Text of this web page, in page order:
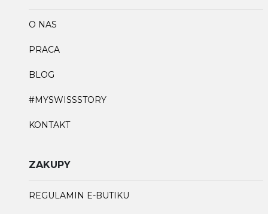
O NAS
PRACA
BLOG
#MYSWISSSTORY
KONTAKT
ZAKUPY
REGULAMIN E-BUTIKU